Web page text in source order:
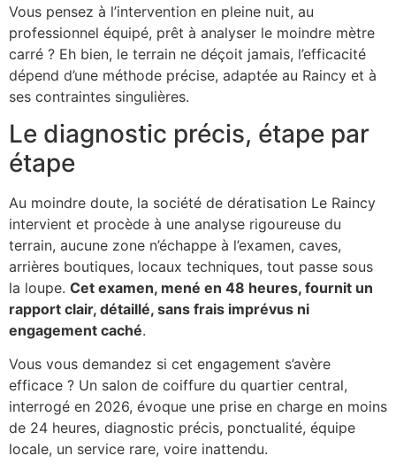
Vous pensez à l’intervention en pleine nuit, au
professionnel équipé, prêt à analyser le moindre mètre
carré ? Eh bien, le terrain ne déçoit jamais, l’efficacité
dépend d’une méthode précise, adaptée au Raincy et à
ses contraintes singulières.
Le diagnostic précis, étape par
étape
Au moindre doute, la société de dératisation Le Raincy
intervient et procède à une analyse rigoureuse du
terrain, aucune zone n’échappe à l’examen, caves,
arrières boutiques, locaux techniques, tout passe sous
la loupe. Cet examen, mené en 48 heures, fournit un
rapport clair, détaillé, sans frais imprévus ni
engagement caché.
Vous vous demandez si cet engagement s’avère
efficace ? Un salon de coiffure du quartier central,
interrogé en 2026, évoque une prise en charge en moins
de 24 heures, diagnostic précis, ponctualité, équipe
locale, un service rare, voire inattendu.